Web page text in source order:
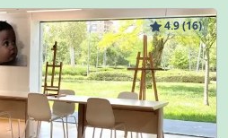
4.9 (16)